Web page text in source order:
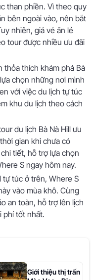
than phiền. Vì theo quy
bên ngoài vào, nên bắt
nhiên, giá vé ăn lẻ
tour được nhiều ưu đãi
thỏa thích khám phá Bà
chọn những nơi mình
với việc du lịch tự túc
khu du lịch theo cách
du lịch Bà Nà Hill ưu
gian khi chưa có
tiết, hỗ trợ lựa chọn
S ngay hôm nay.
tự túc ở trên, Where S
vào mùa khô. Cùng
an toàn, hỗ trợ lên lịch
phí tốt nhất.
Giới thiệu thị trấn